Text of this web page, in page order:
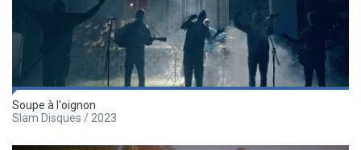
Soupe à l'oignon
Slam Disques / 2023